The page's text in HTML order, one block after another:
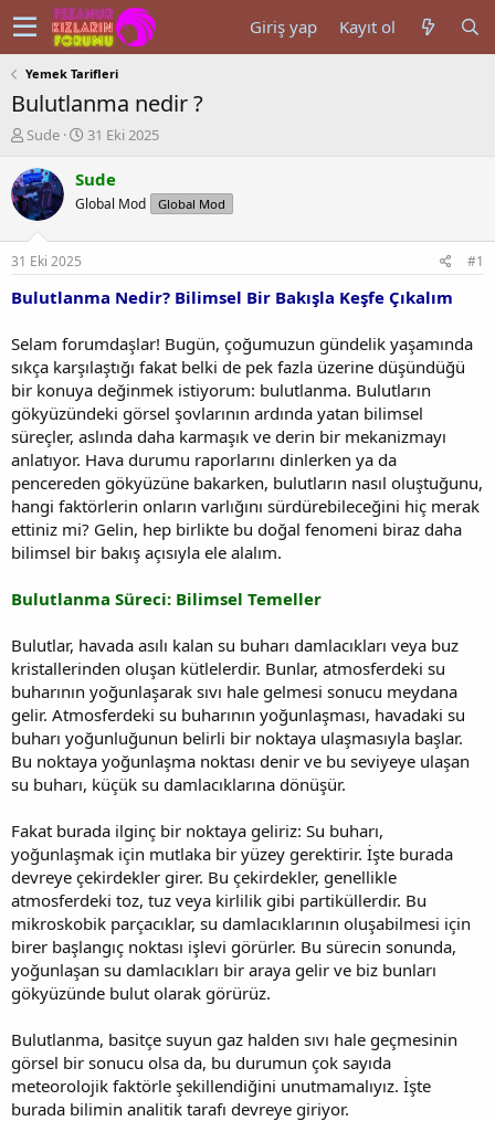
Giriş yap Kayıt ol
Yemek Tarifleri
Bulutlanma nedir ?
K
n
u
y
b
a
ş
t
a
n
Sude
B
ş
l
a
ç
r
i
h
i
31 Eki 2025
Sude
Global Mod Global Mod
31 Eki 2025 #1
Bulutlanma Nedir? Bilimsel Bir Bakışla Keşfe Çıkalım
Selam forumdaşlar! Bugün, çoğumuzun gündelik yaşamında
sıkça karşılaştığı fakat belki de pek fazla üzerine düşündüğü
bir konuya değinmek istiyorum: bulutlanma. Bulutların
gökyüzündeki görsel şovlarının ardında yatan bilimsel
süreçler, aslında daha karmaşık ve derin bir mekanizmayı
anlatıyor. Hava durumu raporlarını dinlerken ya da
pencereden gökyüzüne bakarken, bulutların nasıl oluştuğunu,
hangi faktörlerin onların varlığını sürdürebileceğini hiç merak
ettiniz mi? Gelin, hep birlikte bu doğal fenomeni biraz daha
bilimsel bir bakış açısıyla ele alalım.
Bulutlanma Süreci: Bilimsel Temeller
Bulutlar, havada asılı kalan su buharı damlacıkları veya buz
kristallerinden oluşan kütlelerdir. Bunlar, atmosferdeki su
buharının yoğunlaşarak sıvı hale gelmesi sonucu meydana
gelir. Atmosferdeki su buharının yoğunlaşması, havadaki su
buharı yoğunluğunun belirli bir noktaya ulaşmasıyla başlar.
Bu noktaya yoğunlaşma noktası denir ve bu seviyeye ulaşan
su buharı, küçük su damlacıklarına dönüşür.
Fakat burada ilginç bir noktaya geliriz: Su buharı,
yoğunlaşmak için mutlaka bir yüzey gerektirir. İşte burada
devreye çekirdekler girer. Bu çekirdekler, genellikle
atmosferdeki toz, tuz veya kirlilik gibi partiküllerdir. Bu
mikroskobik parçacıklar, su damlacıklarının oluşabilmesi için
birer başlangıç noktası işlevi görürler. Bu sürecin sonunda,
yoğunlaşan su damlacıkları bir araya gelir ve biz bunları
gökyüzünde bulut olarak görürüz.
Bulutlanma, basitçe suyun gaz halden sıvı hale geçmesinin
görsel bir sonucu olsa da, bu durumun çok sayıda
meteorolojik faktörle şekillendiğini unutmamalıyız. İşte
burada bilimin analitik tarafı devreye giriyor.